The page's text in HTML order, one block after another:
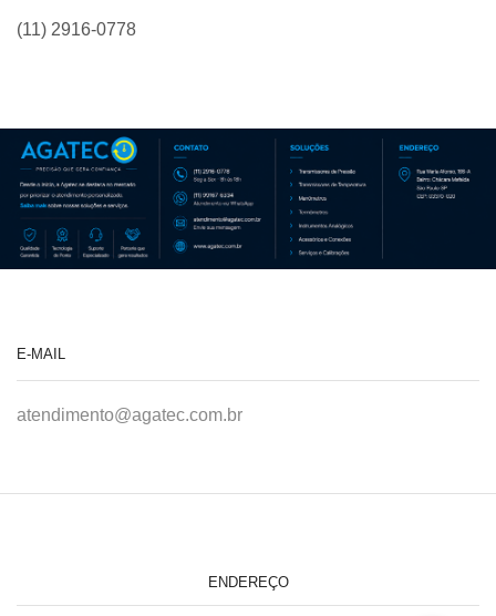
(11) 2916-0778
E-MAIL
atendimento@agatec.com.br
ENDEREÇO